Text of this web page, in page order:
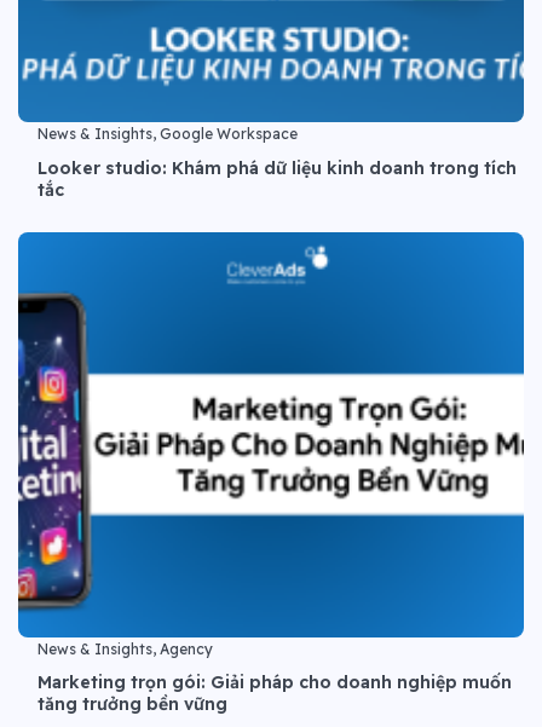
News & Insights, Google Workspace
Looker studio: Khám phá dữ liệu kinh doanh trong tích
tắc
News & Insights, Agency
Marketing trọn gói: Giải pháp cho doanh nghiệp muốn
tăng trưởng bền vững